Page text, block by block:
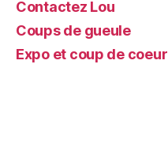
Contactez Lou
Coups de gueule
Expo et coup de coeur